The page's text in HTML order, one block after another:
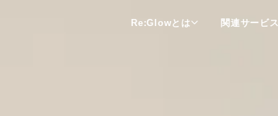
Re:Glowとは 関連サービス